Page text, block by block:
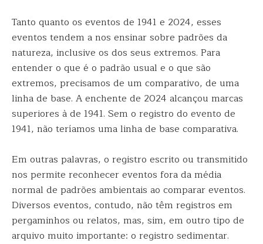
Tanto quanto os eventos de 1941 e 2024, esses
eventos tendem a nos ensinar sobre padrões da
natureza, inclusive os dos seus extremos. Para
entender o que é o padrão usual e o que são
extremos, precisamos de um comparativo, de uma
linha de base. A enchente de 2024 alcançou marcas
superiores à de 1941. Sem o registro do evento de
1941, não teríamos uma linha de base comparativa.
Em outras palavras, o registro escrito ou transmitido
nos permite reconhecer eventos fora da média
normal de padrões ambientais ao comparar eventos.
Diversos eventos, contudo, não têm registros em
pergaminhos ou relatos, mas, sim, em outro tipo de
arquivo muito importante: o registro sedimentar.